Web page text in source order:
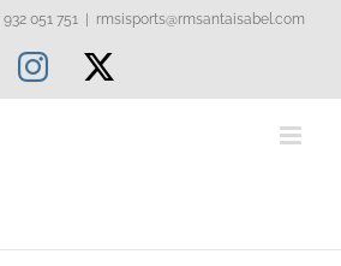
051 751 rmsisports@rmsantaisabel.com
Instagram